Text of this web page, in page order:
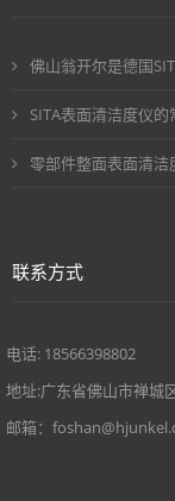
佛山翁开尔是德国
SITA表面清洁度仪
零部件整面表面清
联系方式
电话: 18566398802
地址:广东省佛山市禅城
邮箱：